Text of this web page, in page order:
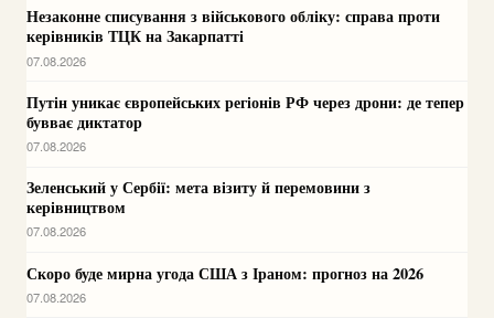
Незаконне списування з військового обліку: справа проти
керівників ТЦК на Закарпатті
07.08.2026
Путін уникає європейських регіонів РФ через дрони: де тепер
бувває диктатор
07.08.2026
Зеленський у Сербії: мета візиту й перемовини з
керівництвом
07.08.2026
Скоро буде мирна угода США з Іраном: прогноз на 2026
07.08.2026